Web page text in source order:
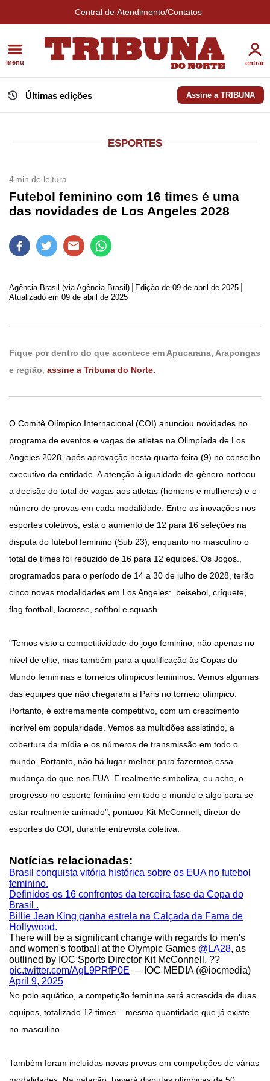
Central de Atendimento/Contatos
menu entrar
Últimas edições Assine a TRIBUNA
ESPORTES
4min de leitura
Futebol feminino com 16 times é uma
das novidades de Los Angeles 2028
Agência Brasil (via Agência Brasil) Edição de 09 de abril de 2025
Atualizado em 09 de abril de 2025
Fique por dentro do que acontece em Apucarana, Arapongas
e região, assine a Tribuna do Norte.
O Comitê Olímpico Internacional (COI) anunciou novidades no
programa de eventos e vagas de atletas na Olimpíada de Los
Angeles 2028, após aprovação nesta quarta-feira (9) no conselho
executivo da entidade. A atenção à igualdade de gênero norteou
a decisão do total de vagas aos atletas (homens e mulheres) e o
número de provas em cada modalidade. Entre as inovações nos
esportes coletivos, está o aumento de 12 para 16 seleções na
disputa do futebol feminino (Sub 23), enquanto no masculino o
total de times foi reduzido de 16 para 12 equipes. Os Jogos.,
programados para o período de 14 a 30 de julho de 2028, terão
cinco novas modalidades em Los Angeles: beisebol, críquete,
flag football, lacrosse, softbol e squash.
"Temos visto a competitividade do jogo feminino, não apenas no
nível de elite, mas também para a qualificação às Copas do
Mundo femininas e torneios olímpicos femininos. Vemos algumas
das equipes que não chegaram a Paris no torneio olímpico.
Portanto, é extremamente competitivo, com um crescimento
incrível em popularidade. Vemos as multidões assistindo, a
cobertura da mídia e os números de transmissão em todo o
mundo. Portanto, não há lugar melhor para fazermos essa
mudança do que nos EUA. E realmente simboliza, eu acho, o
progresso no esporte feminino em todo o mundo e algo para se
estar realmente animado", pontuou Kit McConnell, diretor de
esportes do COI, durante entrevista coletiva.
Notícias relacionadas:
Brasil conquista vitória histórica sobre os EUA no futebol
feminino.
Definidos os 16 confrontos da terceira fase da Copa do
Brasil .
Billie Jean King ganha estrela na Calçada da Fama de
Hollywood.
There will be a significant change with regards to men's
and women's football at the Olympic Games @LA28, as
outlined by IOC Sports Director Kit McConnell. ??
pic.twitter.com/AgL9PRfP0E — IOC MEDIA (@iocmedia)
April 9, 2025
No polo aquático, a competição feminina será acrescida de duas
equipes, totalizado 12 times – mesma quantidade que já existe
no masculino.
Também foram incluídas novas provas em competições de várias